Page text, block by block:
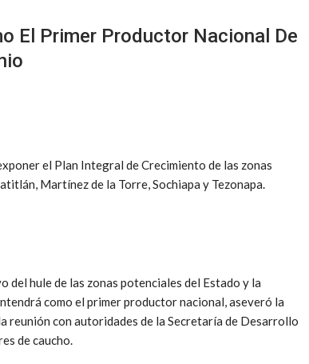
El Primer Productor Nacional De
el Plan Integral de Crecimiento de las zonas
Martínez de la Torre, Sochiapa y Tezonapa.
hule de las zonas potenciales del Estado y la
como el primer productor nacional, aseveró la
reunión con autoridades de la Secretaría de Desarrollo
de caucho.